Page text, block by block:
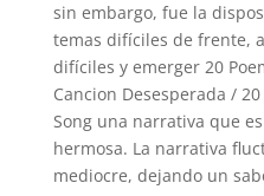
sin embargo, fue la
temas difíciles de frente,
difíciles y emerger 20
Cancion Desesperada /
Song una narrativa que
hermosa. La narrativa
mediocre, dejando un